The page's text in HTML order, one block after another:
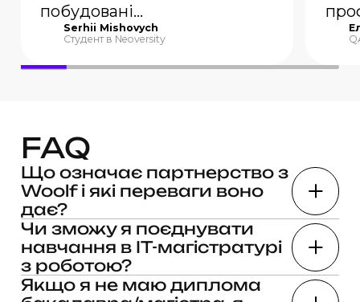
побудовані...
Serhii Mishovych
Студент в Neoversity
FAQ
Що означає партнерство з
Woolf і які переваги воно
дає?
Наші магістерські програми створені в
партнерстві з Woolf — закладом вищої
освіти, ліцензованим MFHEA (Malta),
ліцензія № 2019-015. Це міжнародний
колегіальний ЗВО — такий само, як
Чи зможу я поєднувати
навчання в ІТ-магістратурі
з роботою?
Так, оскільки навчання в Neoversity 100%
онлайн. Більшість наших студентів
Якщо я не маю диплома